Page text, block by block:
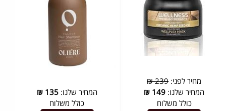
מחיר לפני:239 ₪
המחיר שלנו: 149
₪
כולל משלוח
המחיר שלנו:135
₪
כולל משלוח